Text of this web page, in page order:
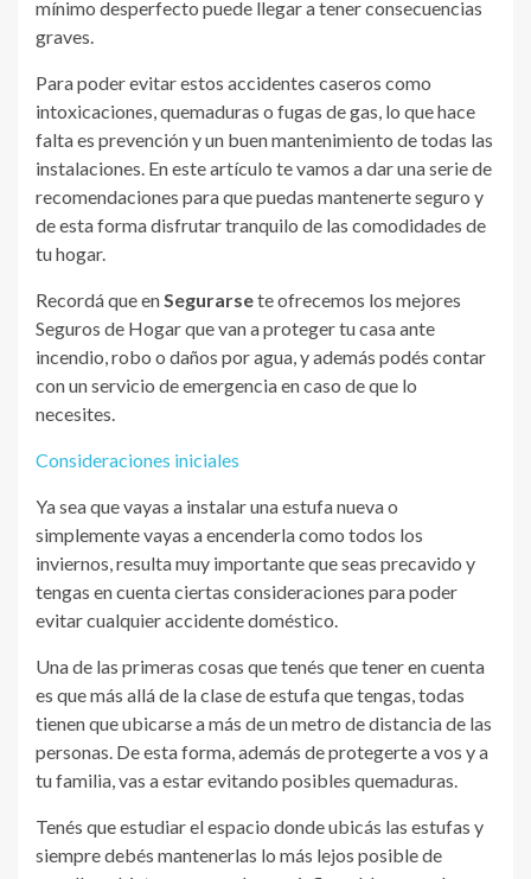
mínimo desperfecto puede llegar a tener consecuencias
graves.
Para poder evitar estos accidentes caseros como
intoxicaciones, quemaduras o fugas de gas, lo que hace
falta es prevención y un buen mantenimiento de todas las
instalaciones. En este artículo te vamos a dar una serie de
recomendaciones para que puedas mantenerte seguro y
de esta forma disfrutar tranquilo de las comodidades de
tu hogar.
Recordá que enSegurarsete ofrecemos los mejores
Seguros de Hogar que van a proteger tu casa ante
incendio, robo o daños por agua, y además podés contar
con un servicio de emergencia en caso de que lo
necesites.
Consideraciones iniciales
Ya sea que vayas a instalar una estufa nueva o
simplemente vayas a encenderla como todos los
inviernos, resulta muy importante que seas precavido y
tengas en cuenta ciertas consideraciones para poder
evitar cualquier accidente doméstico.
Una de las primeras cosas que tenés que tener en cuenta
es que más allá de la clase de estufa que tengas, todas
tienen que ubicarse a más de un metro de distancia de las
personas. De esta forma, además de protegerte a vos y a
tu familia, vas a estar evitando posibles quemaduras.
Tenés que estudiar el espacio donde ubicás las estufas y
siempre debés mantenerlas lo más lejos posible de